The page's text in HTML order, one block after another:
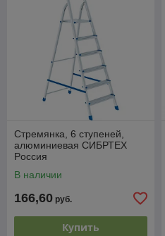
Стремянка, 6 ступеней,
алюминиевая СИБРТЕХ
Pоссия
В наличии
166,60 руб.
Купить